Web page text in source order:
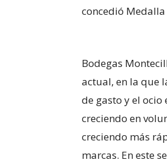
concedió Medalla
Bodegas
actual, en la que
de gasto y el ocio
creciendo en
creciendo más
marcas. En este